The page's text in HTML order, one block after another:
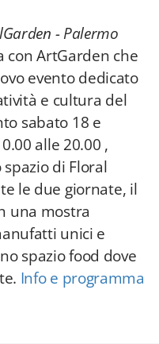
- Palermo
con ArtGarden che
evento dedicato
e cultura del
sabato 18 e
alle 20.00 ,
di Floral
le due giornate, il
una mostra
unici e
spazio food dove
Info e programma